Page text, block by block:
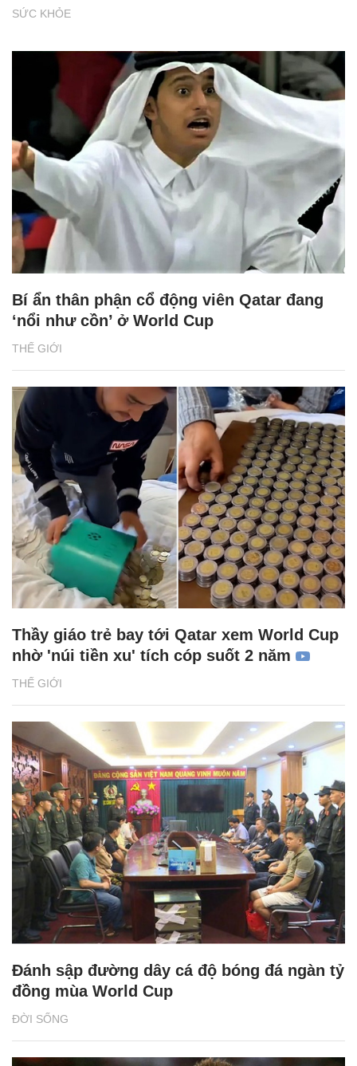
SỨC KHỎE
THẾ GIỚI
Bí ẩn thân phận cổ động viên Qatar đang
‘nổi như cồn’ ở World Cup
THẾ GIỚI
Thầy giáo trẻ bay tới Qatar xem World Cup
nhờ 'núi tiền xu' tích cóp suốt 2 năm
ĐỜI SỐNG
Đánh sập đường dây cá độ bóng đá ngàn tỷ
đồng mùa World Cup